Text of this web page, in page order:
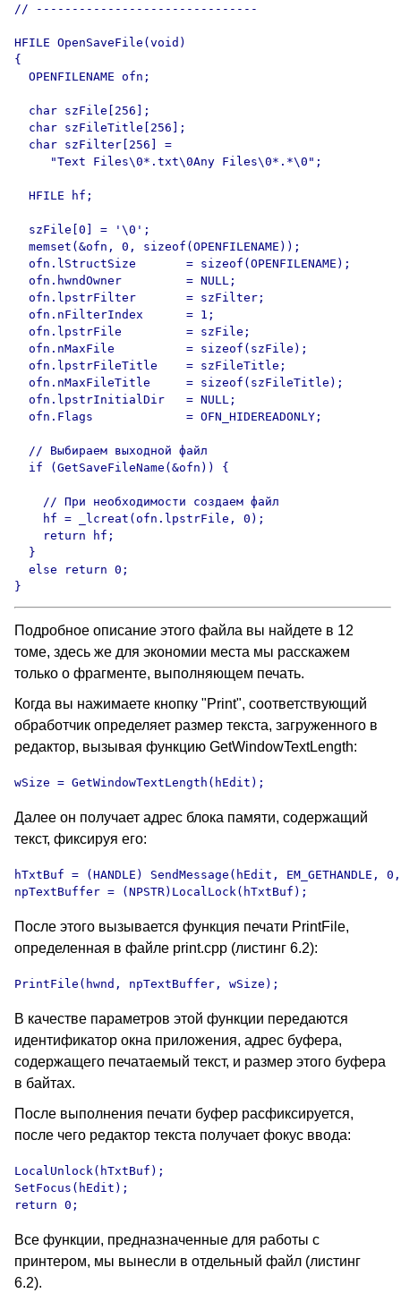
Подробное описание этого файла вы найдете в 12
томе, здесь же для экономии места мы расскажем
только о фрагменте, выполняющем печать.
Когда вы нажимаете кнопку "Print", соответствующий
обработчик определяет размер текста, загруженного в
редактор, вызывая функцию GetWindowTextLength:
wSize = GetWindowTextLength(hEdit);
Далее он получает адрес блока памяти, содержащий
текст, фиксируя его:
hTxtBuf = (HANDLE) SendMessage(hEdit, EM_GETHANDLE,
npTextBuffer = (NPSTR)LocalLock(hTxtBuf);
После этого вызывается функция печати PrintFile,
определенная в файле print.cpp (листинг 6.2):
PrintFile(hwnd, npTextBuffer, wSize);
В качестве параметров этой функции передаются
идентификатор окна приложения, адрес буфера,
содержащего печатаемый текст, и размер этого буфера
в байтах.
После выполнения печати буфер расфиксируется,
после чего редактор текста получает фокус ввода:
LocalUnlock(hTxtBuf);
SetFocus(hEdit);
return 0;
Все функции, предназначенные для работы с
принтером, мы вынесли в отдельный файл (листинг
6.2).